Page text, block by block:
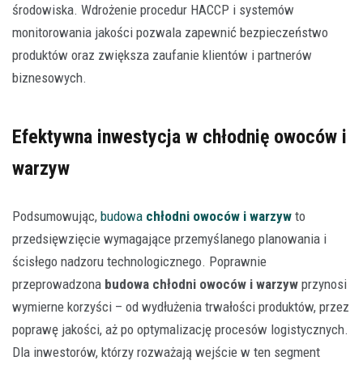
środowiska. Wdrożenie procedur HACCP i systemów
monitorowania jakości pozwala zapewnić bezpieczeństwo
produktów oraz zwiększa zaufanie klientów i partnerów
biznesowych.
Efektywna inwestycja w chłodnię owoców i
warzyw
Podsumowując, budowa chłodni owoców i warzyw to
przedsięwzięcie wymagające przemyślanego planowania i
ścisłego nadzoru technologicznego. Poprawnie
przeprowadzona budowa chłodni owoców i warzyw przynosi
wymierne korzyści – od wydłużenia trwałości produktów, przez
poprawę jakości, aż po optymalizację procesów logistycznych.
Dla inwestorów, którzy rozważają wejście w ten segment